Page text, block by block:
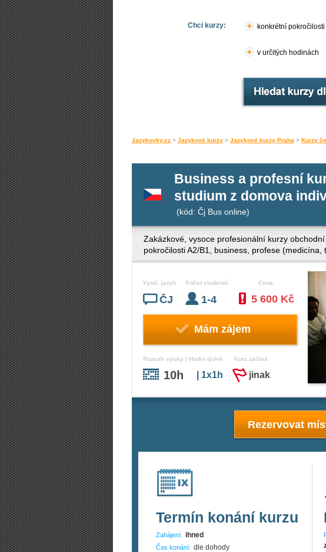
Chci kurzy: konkrétní pokročilosti
v určitých hodinách
Jazykovky.cz > Jazykové kurzy > Jazykové kurzy Praha > Kurzy
Business a profesní
studium z domova
(kód: Čj Bus online)
Zakázkové, vysoce profesionální kurzy
pokročilosti A2/B1, business, profese
Vyuč. jazyk
ČJ
Počet studentů
1-4
Cena
5 600 Kč
Mám zájem
Rozsah výuky | Hodin týdně
10h | 1x1h
Kurz začíná
jinak
Rezervovat
Termín konání kurzu
Zahájení: ihned
Čas konání: dle dohody